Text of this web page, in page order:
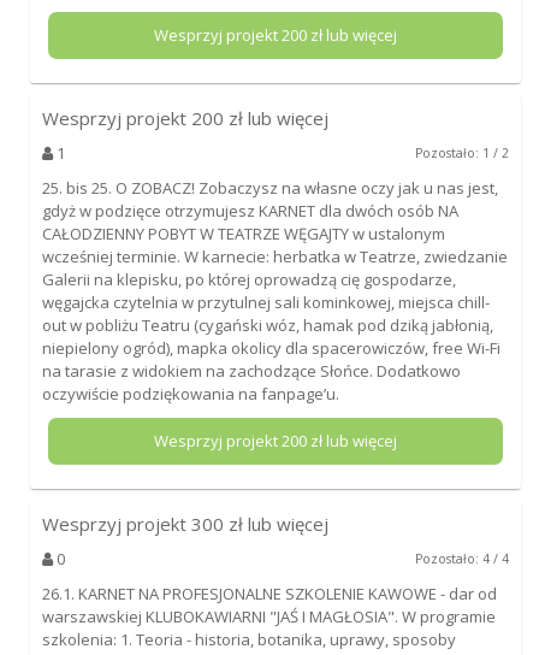
Wesprzyj projekt200zł lub więcej
Wesprzyj projekt 200 zł lub więcej
1 Pozostało: 1 / 2
25. bis 25. O ZOBACZ! Zobaczysz na własne oczy jak u nas jest,
gdyż w podzięce otrzymujesz KARNET dla dwóch osób NA
CAŁODZIENNY POBYT W TEATRZE WĘGAJTY w ustalonym
wcześniej terminie. W karnecie: herbatka w Teatrze, zwiedzanie
Galerii na klepisku, po której oprowadzą cię gospodarze,
węgajcka czytelnia w przytulnej sali kominkowej, miejsca chill-
out w pobliżu Teatru (cygański wóz, hamak pod dziką jabłonią,
niepielony ogród), mapka okolicy dla spacerowiczów, free Wi-Fi
na tarasie z widokiem na zachodzące Słońce. Dodatkowo
oczywiście podziękowania na fanpage’u.
Wesprzyj projekt200zł lub więcej
Wesprzyj projekt 300 zł lub więcej
0 Pozostało: 4 / 4
26.1. KARNET NA PROFESJONALNE SZKOLENIE KAWOWE - dar od
warszawskiej KLUBOKAWIARNI "JAŚ I MAGŁOSIA". W programie
szkolenia: 1. Teoria - historia, botanika, uprawy, sposoby